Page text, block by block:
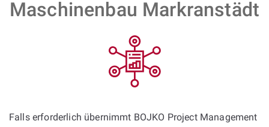
Maschinenbau Markranstädt
Falls erforderlich übernimmt BOJKO Project Management